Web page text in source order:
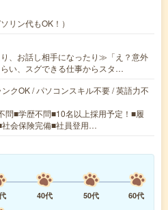
リン代もOK！）
、お話し相手になったり≫「え？意外
い、スグできる仕事からスタ…
クOK / パソコンスキル不要 / 英語力不
問■学歴不問■10名以上採用予定！■履
社会保険完備■社員登用…
40代 50代
60代